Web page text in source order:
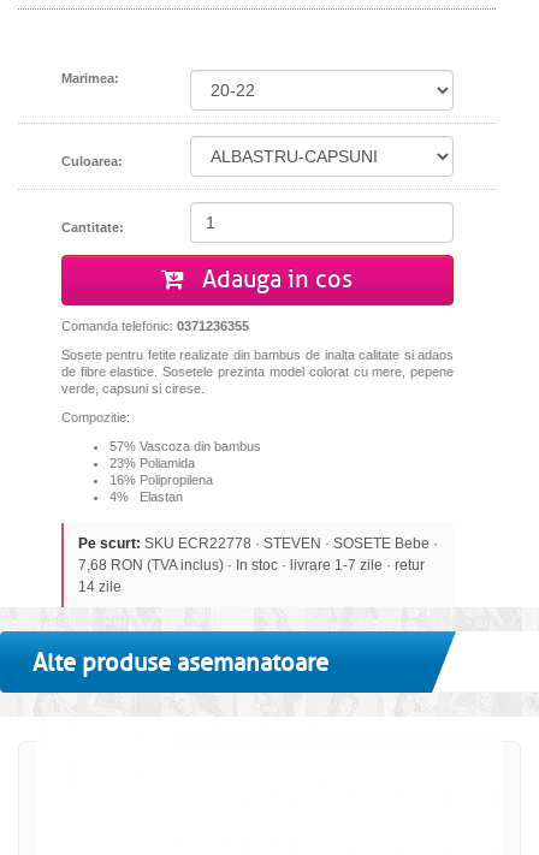
Marimea:
Culoarea:
Cantitate:
Adauga in cos
Comanda telefonic: 0371236355
Sosete pentru fetite realizate din bambus de inalta calitate si adaos
de fibre elastice. Sosetele prezinta model colorat cu mere, pepene
verde, capsuni si cirese.
Compozitie:
57% Vascoza din bambus
23% Poliamida
16% Polipropilena
4% Elastan
Pe scurt: SKU ECR22778 · STEVEN · SOSETE Bebe ·
7,68 RON (TVA inclus) · In stoc · livrare 1-7 zile · retur
14 zile
Alte produse asemanatoare